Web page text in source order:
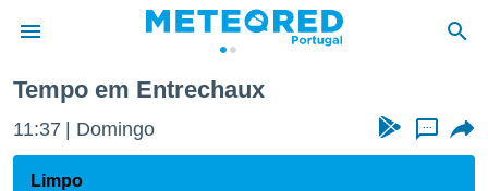
da
foi
Tempo em Entrechaux
11:37 Domingo ...
Limpo